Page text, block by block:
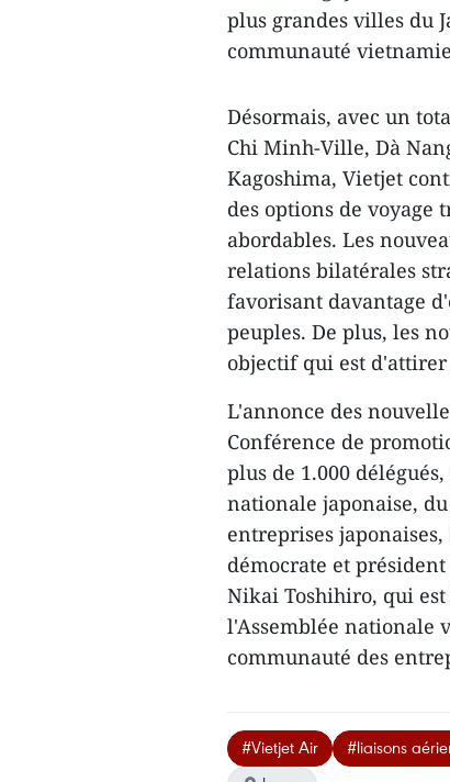
plus grandes villes du
communauté
Désormais, avec un
Chi Minh-Ville, Dà
Kagoshima, Vietjet
des options de voyage
abordables. Les
relations bilatérales
favorisant davantage
peuples. De plus, les
objectif qui est
L'annonce des
Conférence de
plus de 1.000
nationale japonaise,
entreprises
démocrate et
Nikai Toshihiro, qui
l'Assemblée nationale
communauté des
#Vietjet Air #liaisons